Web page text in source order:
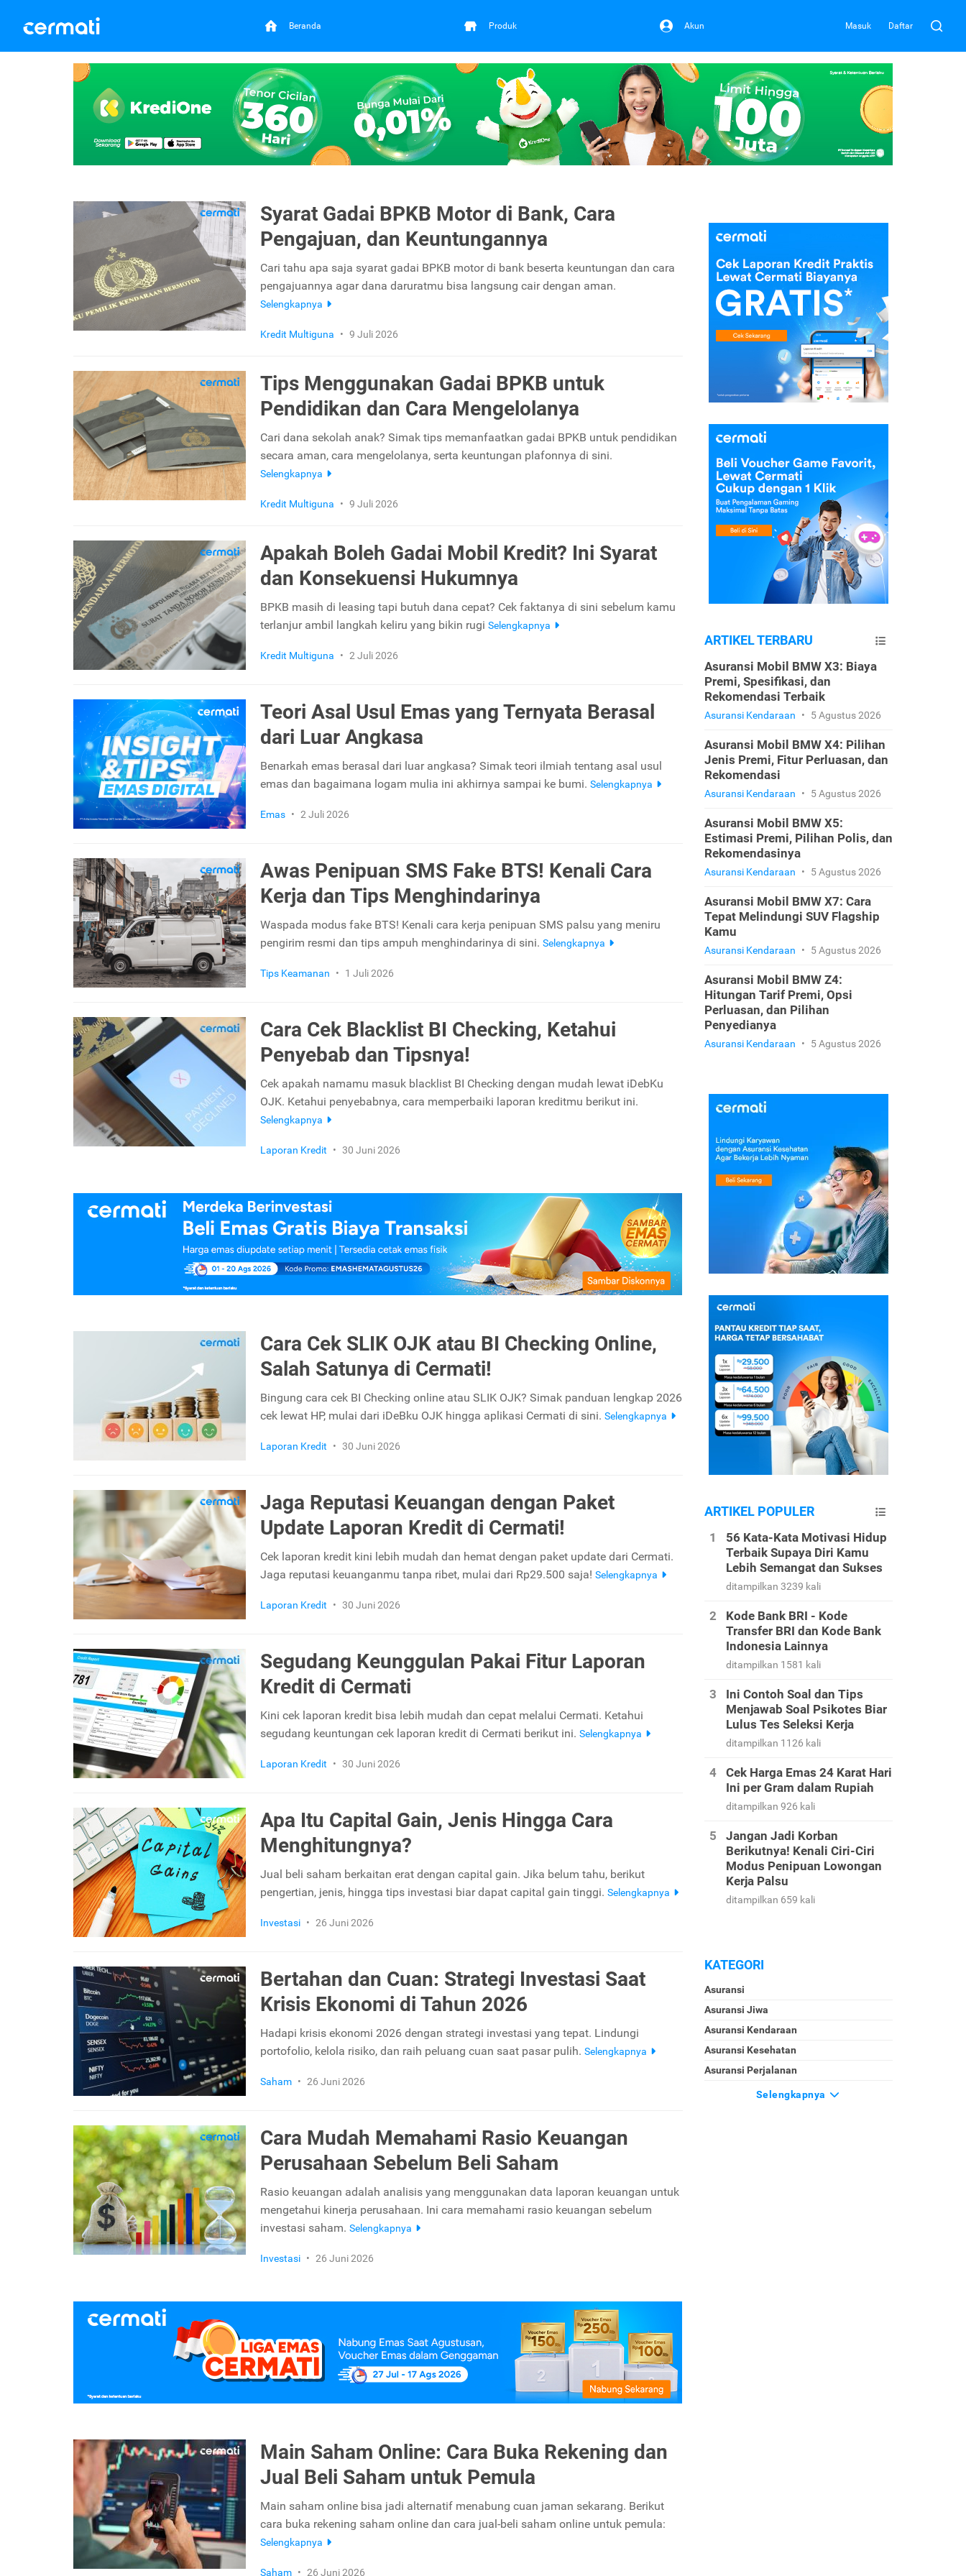
Beranda Produk Akun Masuk Daftar
Syarat Gadai BPKB Motor di Bank, Cara
Pengajuan, dan Keuntungannya
Cari tahu apa saja syarat gadai BPKB motor di bank beserta keuntungan dan cara
pengajuannya agar dana daruratmu bisa langsung cair dengan aman.
Selengkapnya
Kredit Multiguna • 9 Juli 2026
Tips Menggunakan Gadai BPKB untuk
Pendidikan dan Cara Mengelolanya
Cari dana sekolah anak? Simak tips memanfaatkan gadai BPKB untuk pendidikan
secara aman, cara mengelolanya, serta keuntungan plafonnya di sini.
Selengkapnya
Kredit Multiguna • 9 Juli 2026
Apakah Boleh Gadai Mobil Kredit? Ini Syarat
dan Konsekuensi Hukumnya
BPKB masih di leasing tapi butuh dana cepat? Cek faktanya di sini sebelum kamu
terlanjur ambil langkah keliru yang bikin rugi Selengkapnya
Kredit Multiguna • 2 Juli 2026
Teori Asal Usul Emas yang Ternyata Berasal
dari Luar Angkasa
Benarkah emas berasal dari luar angkasa? Simak teori ilmiah tentang asal usul
emas dan bagaimana logam mulia ini akhirnya sampai ke bumi. Selengkapnya
Emas • 2 Juli 2026
Awas Penipuan SMS Fake BTS! Kenali Cara
Kerja dan Tips Menghindarinya
Waspada modus fake BTS! Kenali cara kerja penipuan SMS palsu yang meniru
pengirim resmi dan tips ampuh menghindarinya di sini. Selengkapnya
Tips Keamanan • 1 Juli 2026
Cara Cek Blacklist BI Checking, Ketahui
Penyebab dan Tipsnya!
Cek apakah namamu masuk blacklist BI Checking dengan mudah lewat iDebKu
OJK. Ketahui penyebabnya, cara memperbaiki laporan kreditmu berikut ini.
Selengkapnya
Laporan Kredit • 30 Juni 2026
Cara Cek SLIK OJK atau BI Checking Online,
Salah Satunya di Cermati!
Bingung cara cek BI Checking online atau SLIK OJK? Simak panduan lengkap 2026
cek lewat HP, mulai dari iDeBku OJK hingga aplikasi Cermati di sini. Selengkapnya
Laporan Kredit • 30 Juni 2026
Jaga Reputasi Keuangan dengan Paket
Update Laporan Kredit di Cermati!
Cek laporan kredit kini lebih mudah dan hemat dengan paket update dari Cermati.
Jaga reputasi keuanganmu tanpa ribet, mulai dari Rp29.500 saja! Selengkapnya
Laporan Kredit • 30 Juni 2026
Segudang Keunggulan Pakai Fitur Laporan
Kredit di Cermati
Kini cek laporan kredit bisa lebih mudah dan cepat melalui Cermati. Ketahui
segudang keuntungan cek laporan kredit di Cermati berikut ini. Selengkapnya
Laporan Kredit • 30 Juni 2026
Apa Itu Capital Gain, Jenis Hingga Cara
Menghitungnya?
Jual beli saham berkaitan erat dengan capital gain. Jika belum tahu, berikut
pengertian, jenis, hingga tips investasi biar dapat capital gain tinggi. Selengkapnya
Investasi • 26 Juni 2026
Bertahan dan Cuan: Strategi Investasi Saat
Krisis Ekonomi di Tahun 2026
Hadapi krisis ekonomi 2026 dengan strategi investasi yang tepat. Lindungi
portofolio, kelola risiko, dan raih peluang cuan saat pasar pulih. Selengkapnya
Saham • 26 Juni 2026
Cara Mudah Memahami Rasio Keuangan
Perusahaan Sebelum Beli Saham
Rasio keuangan adalah analisis yang menggunakan data laporan keuangan untuk
mengetahui kinerja perusahaan. Ini cara memahami rasio keuangan sebelum
investasi saham. Selengkapnya
Investasi • 26 Juni 2026
Main Saham Online: Cara Buka Rekening dan
Jual Beli Saham untuk Pemula
Main saham online bisa jadi alternatif menabung cuan jaman sekarang. Berikut
cara buka rekening saham online dan cara jual-beli saham online untuk pemula:
Selengkapnya
Saham • 26 Juni 2026
ARTIKEL TERBARU
Asuransi Mobil BMW X3: Biaya
Premi, Spesifikasi, dan
Rekomendasi Terbaik
Asuransi Kendaraan • 5 Agustus 2026
Asuransi Mobil BMW X4: Pilihan
Jenis Premi, Fitur Perluasan, dan
Rekomendasi
Asuransi Kendaraan • 5 Agustus 2026
Asuransi Mobil BMW X5:
Estimasi Premi, Pilihan Polis, dan
Rekomendasinya
Asuransi Kendaraan • 5 Agustus 2026
Asuransi Mobil BMW X7: Cara
Tepat Melindungi SUV Flagship
Kamu
Asuransi Kendaraan • 5 Agustus 2026
Asuransi Mobil BMW Z4:
Hitungan Tarif Premi, Opsi
Perluasan, dan Pilihan
Penyedianya
Asuransi Kendaraan • 5 Agustus 2026
ARTIKEL POPULER
56 Kata-Kata Motivasi Hidup
Terbaik Supaya Diri Kamu
Lebih Semangat dan Sukses
ditampilkan 3239 kali
Kode Bank BRI - Kode
Transfer BRI dan Kode Bank
Indonesia Lainnya
ditampilkan 1581 kali
Ini Contoh Soal dan Tips
Menjawab Soal Psikotes Biar
Lulus Tes Seleksi Kerja
ditampilkan 1126 kali
Cek Harga Emas 24 Karat Hari
Ini per Gram dalam Rupiah
ditampilkan 926 kali
Jangan Jadi Korban
Berikutnya! Kenali Ciri-Ciri
Modus Penipuan Lowongan
Kerja Palsu
ditampilkan 659 kali
KATEGORI
Asuransi
Asuransi Jiwa
Asuransi Kendaraan
Asuransi Kesehatan
Asuransi Perjalanan
Selengkapnya